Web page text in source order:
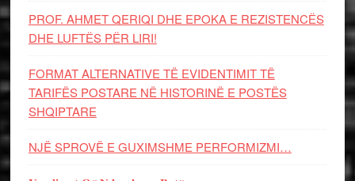
PROF. AHMET QERIQI DHE EPOKA E REZISTENCЁS
DHE LUFTЁS PЁR LIRI!
FORMAT ALTERNATIVE TË EVIDENTIMIT TË
TARIFËS POSTARE NË HISTORINË E POSTËS
SHQIPTARE
NJË SPROVË E GUXIMSHME PERFORMIZMI…